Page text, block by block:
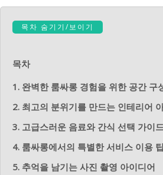
목차 숨기기/보이기
목차
1. 완벽한 룸싸롱 경험을 위한 공간 구
2. 최고의 분위기를 만드는 인테리어
3. 고급스러운 음료와 간식 선택 가이
4. 룸싸롱에서의 특별한 서비스 이용 팁
5. 추억을 남기는 사진 촬영 아이디어